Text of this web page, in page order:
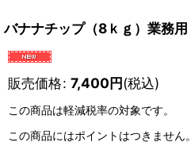
バナナチップ（8ｋｇ）業務用
販売価格: 7,400円(税込)
この商品は軽減税率の対象です。
この商品にはポイントはつきません。